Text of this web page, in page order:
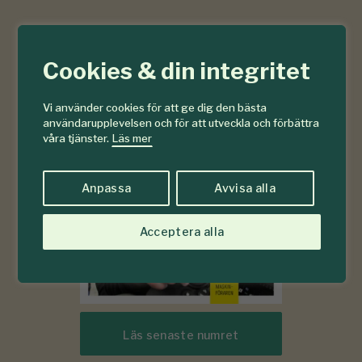
Cookies & din integritet
Vi använder cookies för att ge dig den bästa
användarupplevelsen och för att utveckla och förbättra
våra tjänster. Läs mer
Anpassa Avvisa alla
Acceptera alla
#6-7
2026
Läs senaste numret